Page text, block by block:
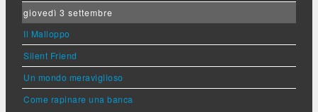
giovedì 3 settembre
Il Malloppo
Silent Friend
Un mondo meraviglioso
Come rapinare una banca